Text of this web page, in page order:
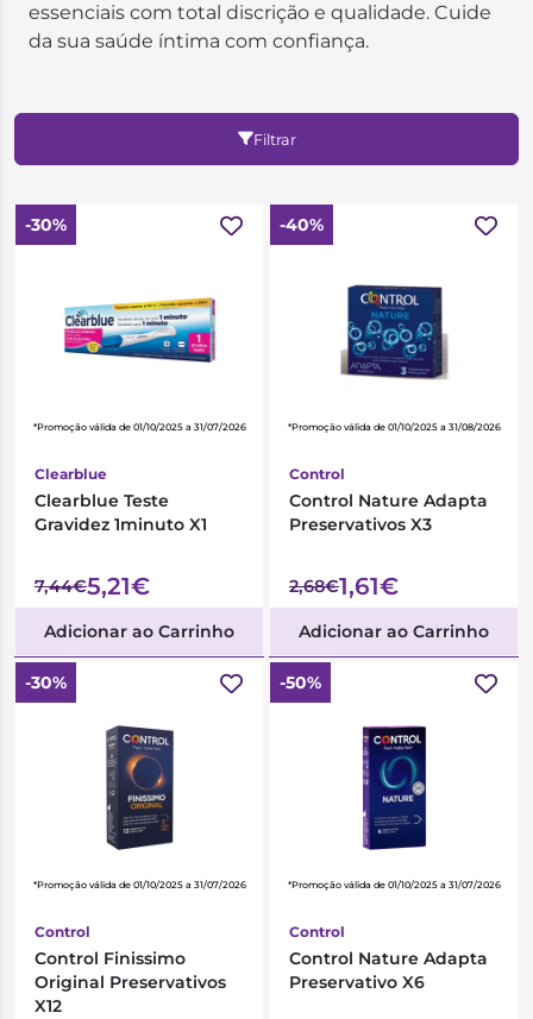
essenciais com total discrição e qualidade. Cuide
da sua saúde íntima com confiança.
Filtrar
-30%
*Promoção válida de 01/10/2025 a 31/07/2026
Clearblue
Clearblue Teste
Gravidez 1minuto X1
7,44€5,21€
Adicionar ao Carrinho
-40%
*Promoção válida de 01/10/2025 a 31/08/2026
Control
Control Nature Adapta
Preservativos X3
2,68€1,61€
Adicionar ao Carrinho
-30%
*Promoção válida de 01/10/2025 a 31/07/2026
Control
Control Finissimo
Original Preservativos
X12
-50%
*Promoção válida de 01/10/2025 a 31/07/2026
Control
Control Nature Adapta
Preservativo X6